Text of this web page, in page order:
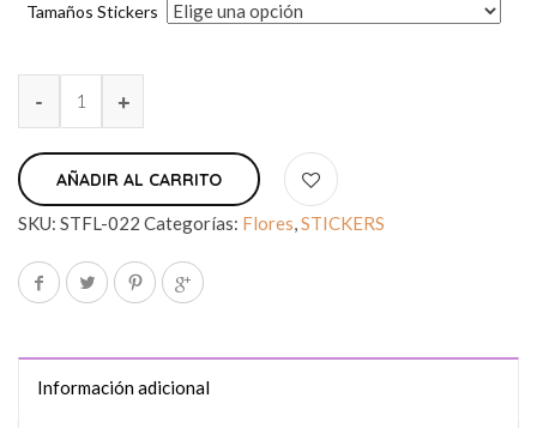
Tamaños Stickers
AÑADIR AL CARRITO
SKU: STFL-022 Categorías: Flores,STICKERS
Información adicional